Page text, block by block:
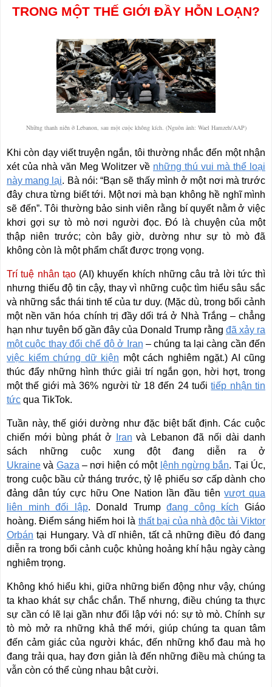
TRONG MỘT THẾ GIỚI ĐẦY HỖN LOẠN?
Những thanh niên ở Lebanon, sau một cuộc không kích. (Nguồn ảnh: Wael Hamzeh/AAP)
Khi còn dạy viết truyện ngắn, tôi thường nhắc đến một nhận
xét của nhà văn Meg Wolitzer về những thú vui mà thể loại
này mang lại. Bà nói: “Bạn sẽ thấy mình ở một nơi mà trước
đây chưa từng biết tới. Một nơi mà bạn không hề nghĩ mình
sẽ đến”. Tôi thường bảo sinh viên rằng bí quyết nằm ở việc
khơi gợi sự tò mò nơi người đọc. Đó là chuyện của một
thập niên trước; còn bây giờ, dường như sự tò mò đã
không còn là một phẩm chất được trọng vọng.
Trí tuệ nhân tạo(AI) khuyến khích những câu trả lời tức thì
nhưng thiếu độ tin cậy, thay vì những cuộc tìm hiểu sâu sắc
và những sắc thái tinh tế của tư duy. (Mặc dù, trong bối cảnh
một nền văn hóa chính trị đầy dối trá ở Nhà Trắng – chẳng
hạn như tuyên bố gần đây của Donald Trump rằng đã xảy ra
một cuộc thay đổi chế độ ở Iran – chúng ta lại càng cần đến
việc kiểm chứng dữ kiện một cách nghiêm ngặt.) AI cũng
thúc đẩy những hình thức giải trí ngắn gọn, hời hợt, trong
một thế giới mà 36% người từ 18 đến 24 tuổitiếp nhận tin
tức qua TikTok.
Tuần này, thế giới dường như đặc biệt bất định. Các cuộc
chiến mới bùng phát ở
Iran và Lebanon đã nối dài danh
sách những cuộc xung đột đang diễn ra ở
Ukraine và Gaza – nơi hiện có một lệnh ngừng bắn. Tại Úc,
trong cuộc bầu cử tháng trước, tỷ lệ phiếu sơ cấp dành cho
đảng dân túy cực hữu One Nation lần đầu tiênvượt qua
liên minh đối lập. Donald Trumpđang công kích Giáo
hoàng. Điểm sáng hiếm hoi là thất bại của nhà độc tài Viktor
Orbán tại Hungary. Và dĩ nhiên, tất cả những điều đó đang
diễn ra trong bối cảnh cuộc khủng hoảng khí hậu ngày càng
nghiêm trọng.
Không khó hiểu khi, giữa những biến động như vậy, chúng
ta khao khát sự chắc chắn. Thế nhưng, điều chúng ta thực
sự cần có lẽ lại gần như đối lập với nó: sự tò mò. Chính sự
tò mò mở ra những khả thể mới, giúp chúng ta quan tâm
đến cảm giác của người khác, đến những khổ đau mà họ
đang trải qua, hay đơn giản là đến những điều mà chúng ta
vẫn còn có thể cùng nhau bật cười.